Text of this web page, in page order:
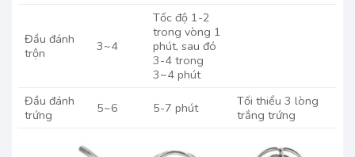
Đầu đánh
trộn
3~4
Tốc độ 1-2
trong vòng 1
phút, sau đó
3-4 trong
3~4 phút
Đầu đánh
trứng
5~6 5-7 phút
Tối thiểu 3 lòng
trắng trứng